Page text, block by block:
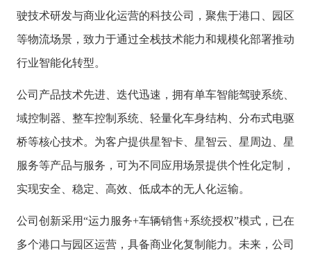
驶技术研发与商业化运营的科技公司，聚焦于港口、园区
等物流场景，致力于通过全栈技术能力和规模化部署推动
行业智能化转型。
公司产品技术先进、迭代迅速，拥有单车智能驾驶系统、
域控制器、整车控制系统、轻量化车身结构、分布式电驱
桥等核心技术。为客户提供星智卡、星智云、星周边、星
服务等产品与服务，可为不同应用场景提供个性化定制，
实现安全、稳定、高效、低成本的无人化运输。
公司创新采用“运力服务+车辆销售+系统授权”模式，已在
多个港口与园区运营，具备商业化复制能力。未来，公司